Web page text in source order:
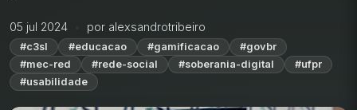
05 jul 2024 por alexsandrotribeiro
#c3sl #educacao #gamificacao
#govbr
#mec-red
#rede-social #soberania-digital
#ufpr
#usabilidade